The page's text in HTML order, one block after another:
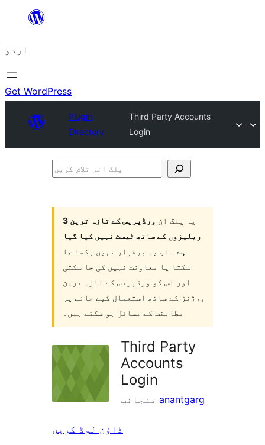
چھوڑیں
پر
جائیں
اردو
Get WordPress
Plugin
Directory
Third Party Accounts
Login
پلگ
کریں
یہ پلگ ان
ورڈپریس کے تازہ ترین 3
ریلیزوں کے ساتھ ٹیسٹ نہیں کیا گیا
ہے ۔ اب یہ برقرار نہیں رکھا جا
سکتا یا معاونت نہیں کی جا سکتی
اور اس کو ورڈپریس کے تازہ ترین
ورژنز کے ساتھ استعمال کیے جانے پر
مطابقت کے مسائل ہو سکتے ہیں۔
Third Party
Accounts
Login
anantgarg
ڈاؤن لوڈ کریں